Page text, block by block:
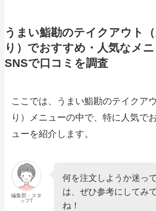
やクーポン情報も解説
【2024年最新】くら寿
【2024年最新】がって
ウト（お持ち帰り）メニ
約・注文方法やキャンペ
【2024年最新】8番らー
ウト全メニュー！お持ち
文方法やクーポン情報
うまい鮨勘のテイクアウト
り）でおすすめ・人気なメニ
SNSで口コミを調査
ここでは、うまい鮨勘のテイクア
り）メニューの中で、特に人気で
ューを紹介します。
編集部・スタ
ッフT
何を注文しようか迷っ
は、ぜひ参考にしてみ
ね！